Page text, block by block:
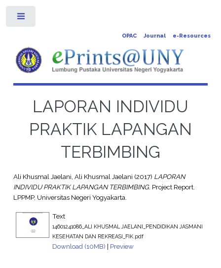
OPAC Journal e-Resources
LAPORAN INDIVIDU
PRAKTIK LAPANGAN
TERBIMBING
Ali Khusmal Jaelani, Ali Khusmal Jaelani (2017) LAPORAN
INDIVIDU PRAKTIK LAPANGAN TERBIMBING. Project Report.
LPPMP, Universitas Negeri Yogyakarta.
Text
14601241086_ALI KHUSMAL JAELANI_PENDIDIKAN JASMANI
KESEHATAN DAN REKREASI_FIK.pdf
Download (10MB) | Preview